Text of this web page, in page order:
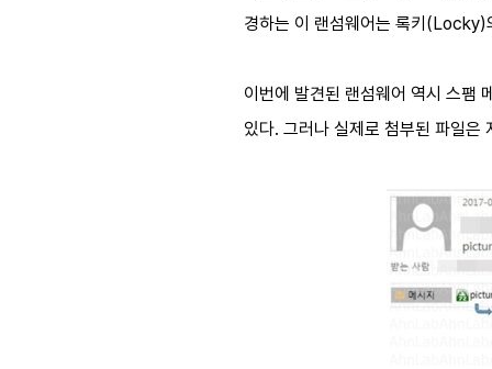
경하는 이 랜섬웨어는 록키(Locky)
이번에 발견된 랜섬웨어 역시 스팸
있다. 그러나 실제로 첨부된 파일